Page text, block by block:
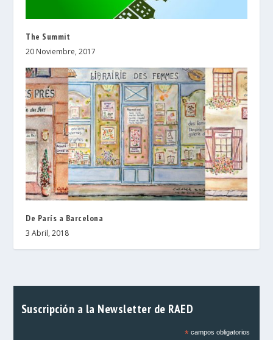
The Summit
20 Noviembre, 2017
De París a Barcelona
3 Abril, 2018
Suscripción a la Newsletter de RAED
*campos obligatorios